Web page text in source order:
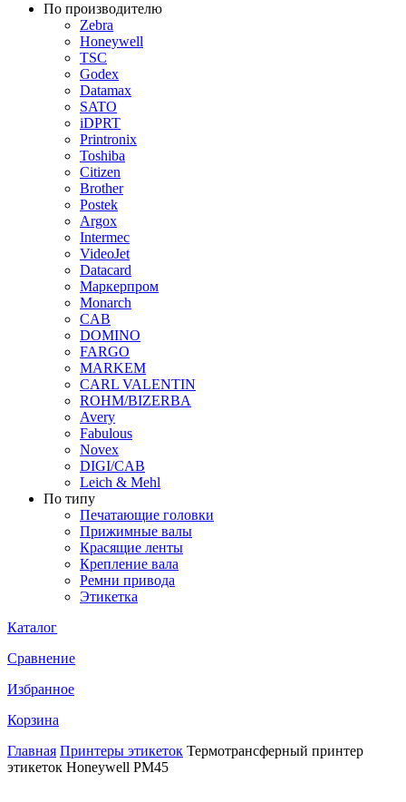
По производителю
Zebra
Honeywell
TSC
Godex
Datamax
SATO
iDPRT
Printronix
Toshiba
Citizen
Brother
Postek
Argox
Intermec
VideoJet
Datacard
Маркерпром
Monarch
CAB
DOMINO
FARGO
MARKEM
CARL VALENTIN
ROHM/BIZERBA
Avery
Fabulous
Novex
DIGI/CAB
Leich & Mehl
По типу
Печатающие головки
Прижимные валы
Красящие ленты
Крепление вала
Ремни привода
Этикетка
Каталог
Сравнение
Избранное
Корзина
Главная Принтеры этикеток Термотрансферный принтер
этикеток Honeywell PM45